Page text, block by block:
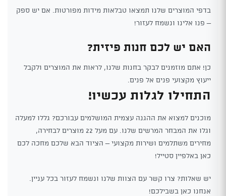
בדפי המוצרים שלנו תמצאו טבלאות מידות מפורטות. אם יש ספק
– פנו אלינו ונשמח לעזור!
האם יש לכם חנות פיזית?
כן! אתם מוזמנים לבקר בחנות שלנו, לראות את המוצרים ולקבל
ייעוץ מקצועי פנים אל פנים.
התחילו לגלות עכשיו!
מוכנים למצוא את ההגנה עצמית המושלמים עבורכם? גללו למעלה
וגלו את המבחר המרשים שלנו. עם מעל 22 מוצרים לבחירה,
מחירים משתלמים ושירות מקצועי – הציוד הבא שלכם מחכה לכם
כאן באלפיין סטייל!
יש שאלות? צרו קשר עם הצוות שלנו ונשמח לעזור בכל עניין.
אנחנו כאן בשבילכם!